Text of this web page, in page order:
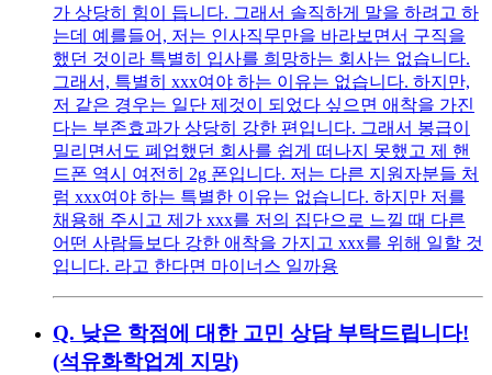
가 상당히 힘이 듭니다. 그래서 솔직하게 말을 하려고 하
는데 예를들어, 저는 인사직무만을 바라보면서 구직을
했던 것이라 특별히 입사를 희망하는 회사는 없습니다.
그래서, 특별히 xxx여야 하는 이유는 없습니다. 하지만,
저 같은 경우는 일단 제것이 되었다 싶으면 애착을 가진
다는 부존효과가 상당히 강한 편입니다. 그래서 봉급이
밀리면서도 폐업했던 회사를 쉽게 떠나지 못했고 제 핸
드폰 역시 여전히 2g 폰입니다. 저는 다른 지원자분들 처
럼 xxx여야 하는 특별한 이유는 없습니다. 하지만 저를
채용해 주시고 제가 xxx를 저의 집단으로 느낄 때 다른
어떤 사람들보다 강한 애착을 가지고 xxx를 위해 일할 것
입니다. 라고 한다면 마이너스 일까용
Q. 낮은 학점에 대한 고민 상담 부탁드립니다!
(석유화학업계 지망)